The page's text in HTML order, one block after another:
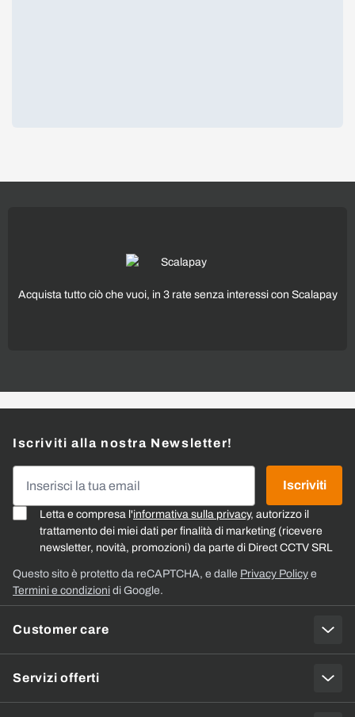
Acquista tutto ciò che vuoi, in 3 rate senza interessi con Scalapay
Customer care
Servizi offerti
Iscriviti alla nostra Newsletter!
Letta e compresa l'informativa sulla privacy, autorizzo il
trattamento dei miei dati per finalità di marketing (ricevere
newsletter, novità, promozioni) da parte di Direct CCTV SRL
Iscriviti
Questo sito è protetto da reCAPTCHA, e dalle Privacy Policy e
Termini e condizioni di Google.